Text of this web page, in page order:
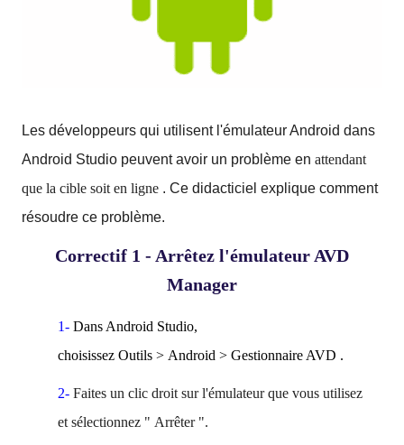
Les développeurs qui utilisent l'émulateur Android dans
Android Studio peuvent avoir un problème en attendant
que la cible soit en ligne . Ce didacticiel explique comment
résoudre ce problème.
Correctif 1 - Arrêtez l'émulateur AVD
Manager
1- Dans Android Studio,
choisissez Outils > Android > Gestionnaire AVD .
2- Faites un clic droit sur l'émulateur que vous utilisez
et sélectionnez " Arrêter".